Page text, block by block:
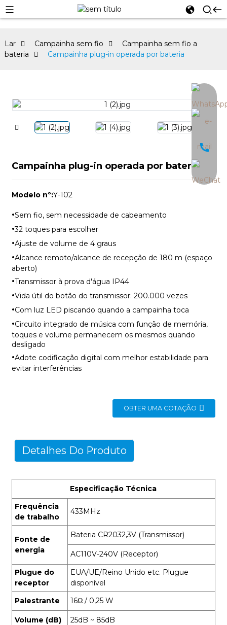
Lar Campainha sem fio
Campainha sem fio a
bateria
Campainha plug-in operada por bateria
Campainha plug-in operada por bateria
Modelo nº:Y-102
·Sem fio, sem necessidade de cabeamento
·32 toques para escolher
·Ajuste de volume de 4 graus
·Alcance remoto/alcance de recepção de 180 m (espaço
aberto)
·Transmissor à prova d'água IP44
·Vida útil do botão do transmissor: 200.000 vezes
·Com luz LED piscando quando a campainha toca
·Circuito integrado de música com função de memória,
toques e volume permanecem os mesmos quando
desligado
·Adote codificação digital com melhor estabilidade para
evitar interferências
OBTER UMA COTAÇÃO
Detalhes Do Produto
Especificação Técnica
Frequência
de trabalho
433MHz
Fonte de
energia
Bateria CR2032,3V (Transmissor)
AC110V-240V (Receptor)
Plugue do
receptor
EUA/UE/Reino Unido etc. Plugue
disponível
Palestrante
16Ω / 0,25 W
Volume (dB)
25dB ~ 85dB